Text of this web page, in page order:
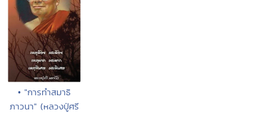
• "การทำสมาธิ
ภาวนา" (หลวงปู่ศรี